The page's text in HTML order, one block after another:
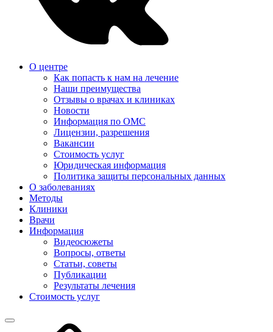
О центре
Как попасть к нам на лечение
Наши преимущества
Отзывы о врачах и клиниках
Новости
Информация по ОМС
Лицензии, разрешения
Вакансии
Стоимость услуг
Юридическая информация
Политика защиты персональных данных
О заболеваниях
Методы
Клиники
Врачи
Информация
Видеосюжеты
Вопросы, ответы
Статьи, советы
Публикации
Результаты лечения
Стоимость услуг